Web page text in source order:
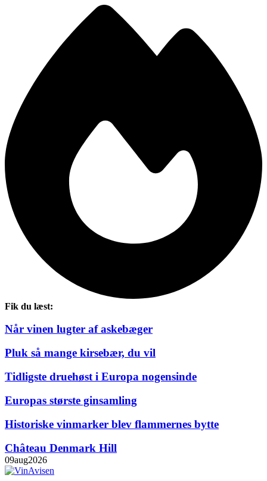
Fik du læst:
Når vinen lugter af askebæger
Pluk så mange kirsebær, du vil
Tidligste druehøst i Europa nogensinde
Europas største ginsamling
Historiske vinmarker blev flammernes bytte
Château Denmark Hill
09aug2026